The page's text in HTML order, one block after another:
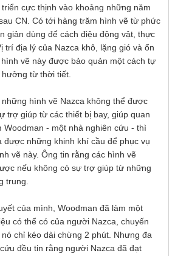
cực thịnh vào khoảng những năm
CN. Có tới hàng trăm hình vẽ từ phức
giản dùng để cách điệu động vật, thực
địa lý của Nazca khô, lặng gió và ổn
vẽ này được bảo quản một cách tự
từ thời tiết.
hình vẽ Nazca không thể được
trợ giúp từ các thiết bị bay, giúp quan
Woodman - một nhà nghiên cứu - thì
được những khinh khí cầu để phục vụ
vẽ này. Ông tin rằng các hình vẽ
nếu không có sự trợ giúp từ những
trung.
của mình, Woodman đã làm một
có thể có của người Nazca, chuyến
chỉ kéo dài chừng 2 phút. Nhưng đa
đều tin rằng người Nazca đã đạt